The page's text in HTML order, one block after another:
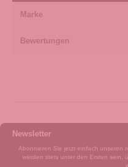
Marke
Bewertungen
Newsletter
Abonnieren Sie jetzt einfach unseren
werden stets unter den Ersten sein,